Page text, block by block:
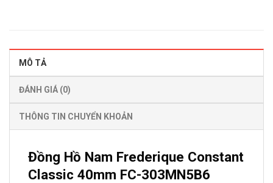
MÔ TẢ
ĐÁNH GIÁ (0)
THÔNG TIN CHUYỂN KHOẢN
Đồng Hồ Nam Frederique Constant
Classic 40mm FC-303MN5B6